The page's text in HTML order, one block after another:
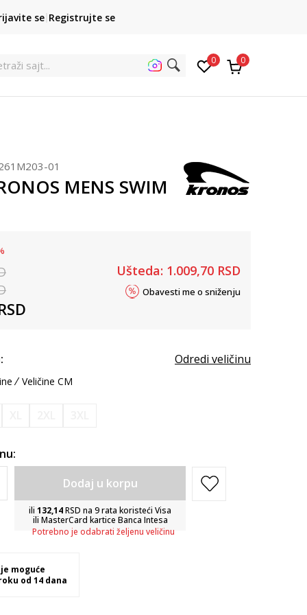
POZOVITE NAS
011 422 1422
se Registrujte se
sajt... 0 0
01
MENS SWIM
Ušteda: 1.009,70 RSD
Obavesti me o sniženju
Odredi veličinu
Veličine CM
Dodaj u korpu
ili 132,14RSD na 9 rata koristeći Visa
ili MasterCard kartice Banca Intesa
Potrebno je odabrati željenu veličinu
moguće
od 14 dana